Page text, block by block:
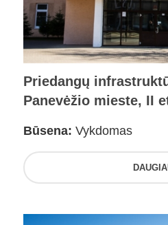
Priedangų
Panevėžio mieste, II
Būsena: Vykdomas